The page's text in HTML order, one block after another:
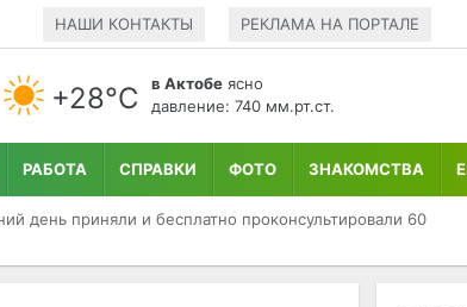
НАШИ КОНТАКТЫ РЕКЛАМА НА ПОРТАЛЕ
+28°С в Актобе ясно
давление: 740 мм.рт.ст.
РАБОТА СПРАВКИ ФОТО ЗНАКОМСТВА
день приняли и бесплатно проконсультировали 60